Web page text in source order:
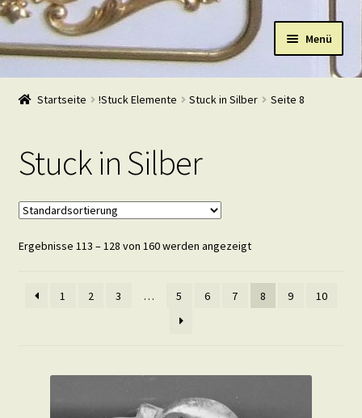
Navigation
Zum
Inhalt
Menü
Start
Warenkorb
Mein Konto
Kasse
Beispiele
Startseite !Stuck Elemente Stuck in Silber Seite 8
Stuck in Silber
Ergebnisse 113 – 128 von 160 werden angezeigt
1 2 3 … 5 6 7 8 9 10